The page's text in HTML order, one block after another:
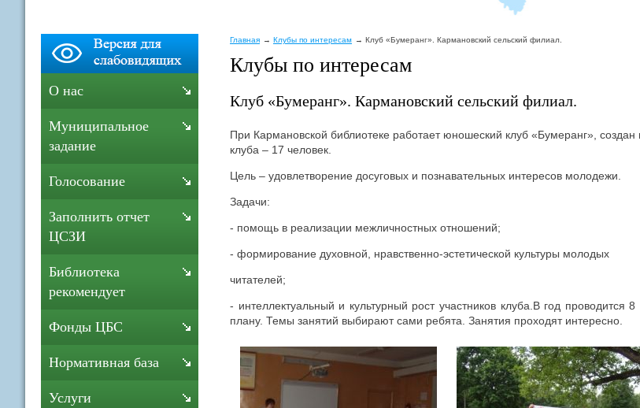
Главная Клубы по интересам Клуб «Бумеранг». Кармановский сельский филиал.
Клубы по интересам
Клуб «Бумеранг». Кармановский сельский филиал.
При Кармановской библиотеке работает юношеский клуб «Бумеранг», создан
клуба – 17 человек.
Цель – удовлетворение досуговых и познавательных интересов молодежи.
Задачи:
- помощь в реализации межличностных отношений;
- формирование духовной, нравственно-эстетической культуры молодых
читателей;
- интеллектуальный и культурный рост участников клуба.В год проводится
плану. Темы занятий выбирают сами ребята. Занятия проходят интересно.
О нас
Муниципальное
задание
Голосование
Заполнить отчет
ЦСЗИ
Библиотека
рекомендует
Фонды ЦБС
Нормативная база
Услуги